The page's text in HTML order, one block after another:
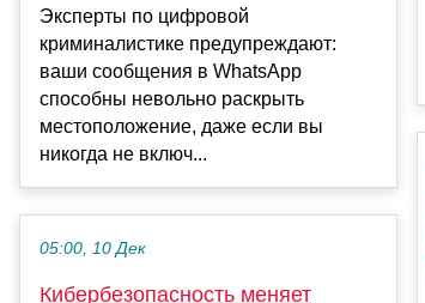
Эксперты по цифровой
криминалистике предупреждают:
ваши сообщения в WhatsApp
способны невольно раскрыть
местоположение, даже если вы
никогда не включ...
05:00, 10 Дек
Кибербезопасность меняет